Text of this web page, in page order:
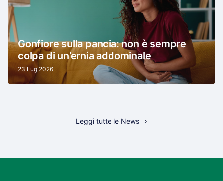
Gonfiore sulla pancia: non è sempre
colpa di un’ernia addominale
23 Lug 2026
Leggi tutte le News